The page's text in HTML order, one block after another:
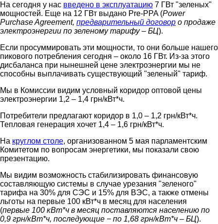
На сегодня у нас введено в эксплуатацию 7 ГВт "зеленых"
мощностей. Еще на 12 ГВт выдано Pre-PPA (Power
Purchase Agreement, предварительный договор о продаже
электроэнергии по зеленому тарифу – БЦ).
Если просуммировать эти мощности, то они больше нашего
пикового потребления сегодня – около 16 ГВт. Из-за этого
дисбаланса при нынешней цене электроэнергии мы не
способны выплачивать существующий "зеленый" тариф.
Мы в Комиссии видим условный коридор оптовой цены
электроэнергии 1,2 – 1,4 грн/кВт*ч.
Потребители предлагают коридор в 1,0 – 1,2 грн/кВт*ч.
Тепловая генерация хочет 1,4 – 1,6 грн/кВт*ч.
На круглом столе, организованном 5 мая парламентским
Комитетом по вопросам энергетики, мы показали свою
презентацию.
Мы видим возможность стабилизировать финансовую
составляющую системы в случае урезания "зеленого"
тарифа на 30% для СЭС и 15% для ВЭС, а также отмены
льготы на первые 100 кВт*ч в месяц для населения
(первые 100 кВт*ч в месяц поставляются населению по
0,9 грн/кВт*ч, последующие − по 1,68 грн/кВт*ч – БЦ).